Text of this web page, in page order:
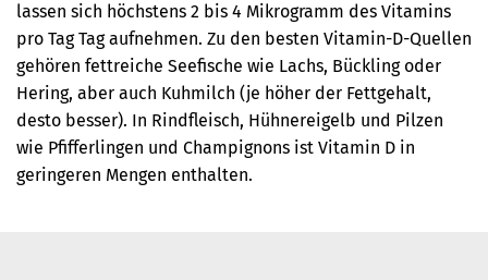
lassen sich höchstens 2 bis 4 Mikrogramm des Vitamins
pro Tag Tag aufnehmen. Zu den besten Vitamin-D-Quellen
gehören fettreiche Seefische wie Lachs, Bückling oder
Hering, aber auch Kuhmilch (je höher der Fettgehalt,
desto besser). In Rindfleisch, Hühnereigelb und Pilzen
wie Pfifferlingen und Champignons ist Vitamin D in
geringeren Mengen enthalten.